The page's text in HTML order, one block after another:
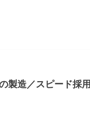
製造／スピード採用